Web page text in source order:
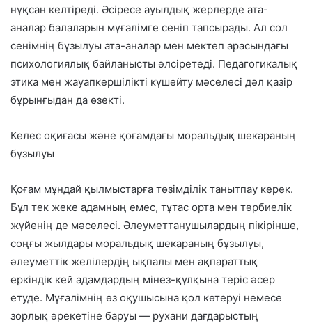
нұқсан келтіреді. Әсіресе ауылдық жерлерде ата-
аналар балаларын мұғалімге сеніп тапсырады. Ал сол
сенімнің бұзылуы ата-аналар мен мектеп арасындағы
психологиялық байланысты әлсіретеді. Педагогикалық
этика мен жауапкершілікті күшейту мәселесі дәл қазір
бұрынғыдан да өзекті.
Келес оқиғасы және қоғамдағы моральдық шекараның
бұзылуы
Қоғам мұндай қылмыстарға төзімділік танытпау керек.
Бұл тек жеке адамның емес, тұтас орта мен тәрбиелік
жүйенің де мәселесі. Әлеуметтанушылардың пікірінше,
соңғы жылдары моральдық шекараның бұзылуы,
әлеуметтік желілердің ықпалы мен ақпараттық
еркіндік кей адамдардың мінез-құлқына теріс әсер
етуде. Мұғалімнің өз оқушысына қол көтеруі немесе
зорлық әрекетіне баруы — рухани дағдарыстың